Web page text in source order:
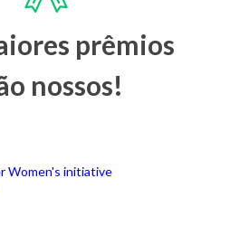
prêmios
nossos!